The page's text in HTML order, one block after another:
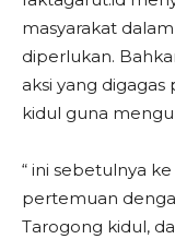
masyarakat
diperlukan.
aksi yang
kidul guna
“ ini sebetulnya
pertemuan
Tarogong kidul,